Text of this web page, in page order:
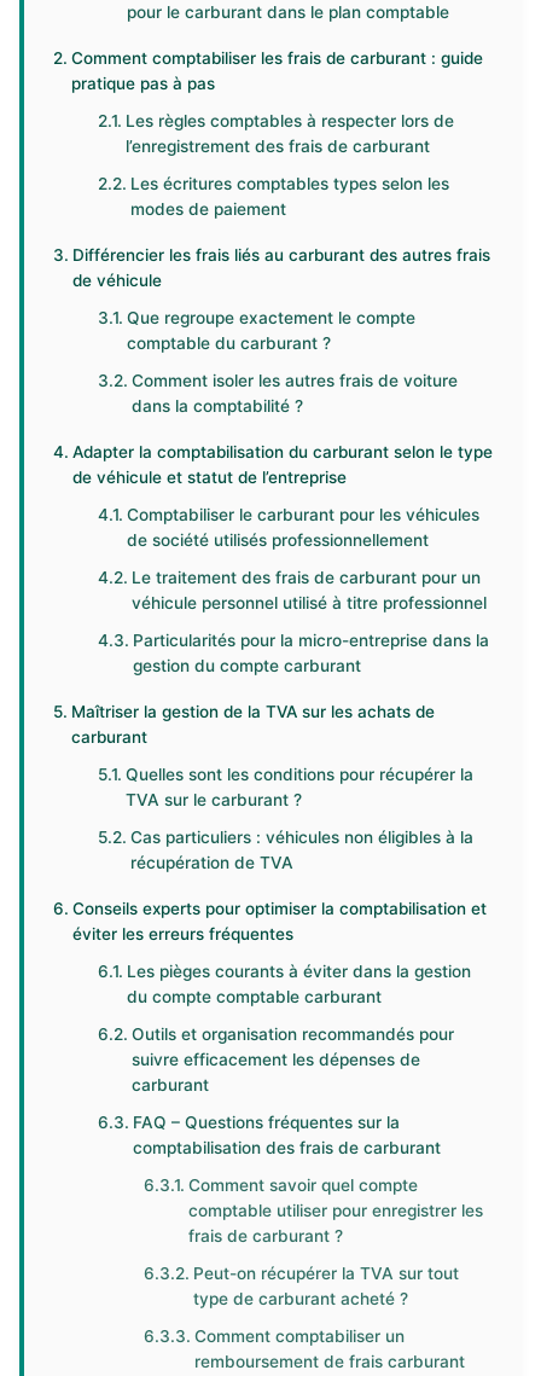
pour le carburant dans le plan comptable
Comment comptabiliser les frais de carburant : guide
pratique pas à pas
Les règles comptables à respecter lors de
l’enregistrement des frais de carburant
Les écritures comptables types selon les
modes de paiement
Différencier les frais liés au carburant des autres frais
de véhicule
Que regroupe exactement le compte
comptable du carburant ?
Comment isoler les autres frais de voiture
dans la comptabilité ?
Adapter la comptabilisation du carburant selon le type
de véhicule et statut de l’entreprise
Comptabiliser le carburant pour les véhicules
de société utilisés professionnellement
Le traitement des frais de carburant pour un
véhicule personnel utilisé à titre professionnel
Particularités pour la micro-entreprise dans la
gestion du compte carburant
Maîtriser la gestion de la TVA sur les achats de
carburant
Quelles sont les conditions pour récupérer la
TVA sur le carburant ?
Cas particuliers : véhicules non éligibles à la
récupération de TVA
Conseils experts pour optimiser la comptabilisation et
éviter les erreurs fréquentes
Les pièges courants à éviter dans la gestion
du compte comptable carburant
Outils et organisation recommandés pour
suivre efficacement les dépenses de
carburant
FAQ – Questions fréquentes sur la
comptabilisation des frais de carburant
Comment savoir quel compte
comptable utiliser pour enregistrer les
frais de carburant ?
Peut-on récupérer la TVA sur tout
type de carburant acheté ?
Comment comptabiliser un
remboursement de frais carburant